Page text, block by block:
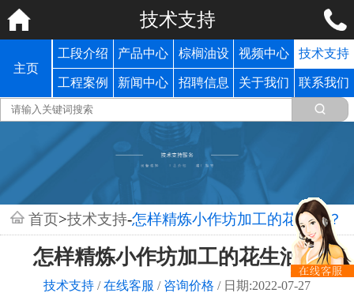
技术支持
主页
工段介绍 产品中心 棕榈油设
备
视频中心 技术支持
工程案例 新闻中心 招聘信息 关于我们 联系我们
首页>技术支持-怎样精炼小作坊加工的花生油？
怎样精炼小作坊加工的花生油？
技术支持 / 在线客服 / 咨询价格 / 日期:2022-07-27